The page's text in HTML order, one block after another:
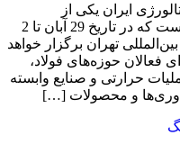
ایران یکی از
بزرگ‌ترین رویدادهای صنعتی منطقه است که در تاریخ 29 آبان تا 2
بین‌المللی تهران برگزار خواهد
فعالان حوزه‌های فولاد،
حرارتی و صنایع وابسته
و محصولات […]